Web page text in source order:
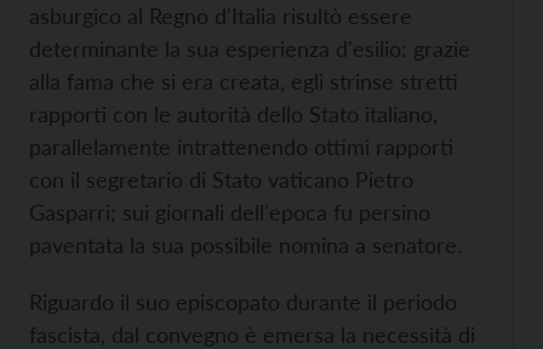
asburgico al Regno d'Italia risultò essere
determinante la sua esperienza d'esilio: grazie
alla fama che si era creata, egli strinse stretti
rapporti con le autorità dello Stato italiano,
parallelamente intrattenendo ottimi rapporti
con il segretario di Stato vaticano Pietro
Gasparri; sui giornali dell'epoca fu persino
paventata la sua possibile nomina a senatore.
Riguardo il suo episcopato durante il periodo
fascista, dal convegno è emersa la necessità di